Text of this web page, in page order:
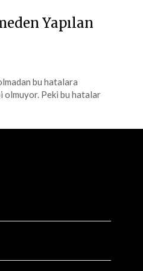
Yapılan
bu hatalara
olmuyor. Peki bu hatalar